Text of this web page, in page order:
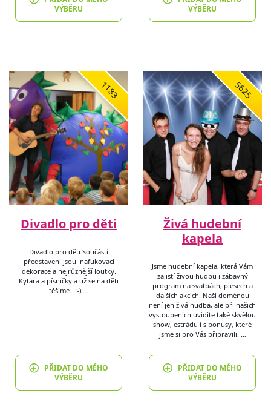
VÝBĚRU
VÝBĚRU
1183
Divadlo pro děti
Divadlo pro děti Součástí
představení jsou nafukovací
dekorace a nejrůznější loutky.
Kytara a písničky a už se na děti
těšíme. :-) …
PŘIDAT DO MÉHO
VÝBĚRU
5625
Živá hudební
kapela
Jsme hudební kapela, která Vám
zajistí živou hudbu i zábavný
program na svatbách, plesech a
dalších akcích. Naší doménou
není jen živá hudba, ale při našich
vystoupeních uvidíte také skvělou
show, estrádu i s bonusy, které
jsme si pro Vás připravili. …
PŘIDAT DO MÉHO
VÝBĚRU